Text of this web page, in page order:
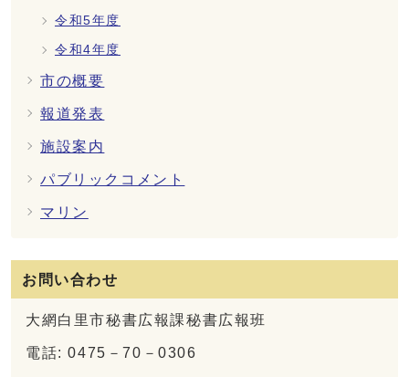
令和5年度
令和4年度
市の概要
報道発表
施設案内
パブリックコメント
マリン
お問い合わせ
大網白里市秘書広報課秘書広報班
電話: 0475－70－0306